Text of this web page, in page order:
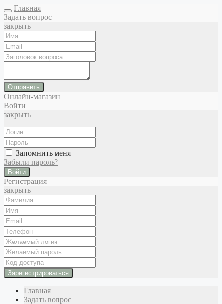
Главная
Задать вопрос
закрыть
Отправить
Онлайн-магазин
Войти
закрыть
Запомнить меня
Забыли пароль?
Войти
Регистрация
закрыть
Главная
Задать вопрос